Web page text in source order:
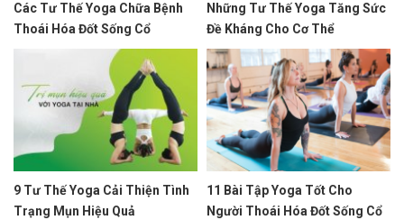
Các Tư Thế Yoga Chữa Bệnh
Thoái Hóa Đốt Sống Cổ
Những Tư Thế Yoga Tăng Sức
Đề Kháng Cho Cơ Thể
9 Tư Thế Yoga Cải Thiện Tình
Trạng Mụn Hiệu Quả
11 Bài Tập Yoga Tốt Cho
Người Thoái Hóa Đốt Sống Cổ